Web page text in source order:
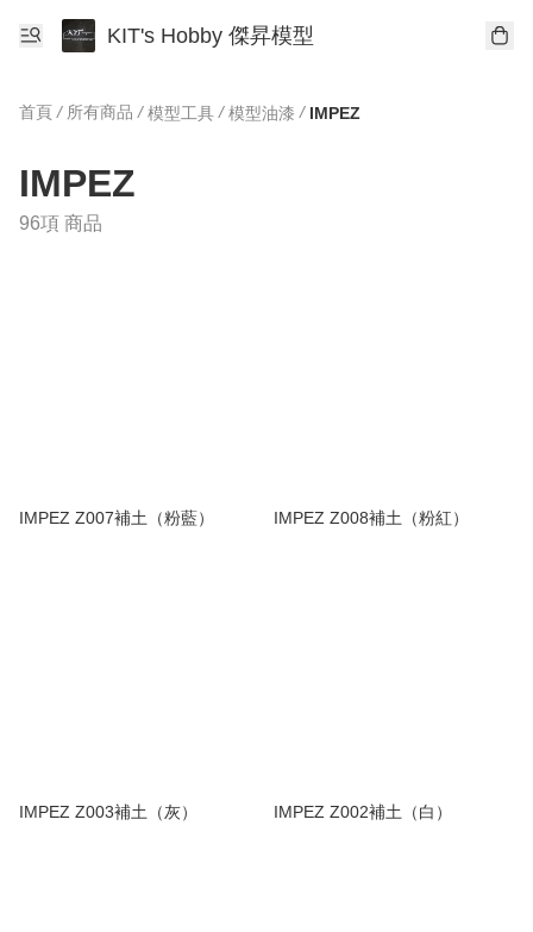
KIT's Hobby 傑昇模型
首頁 / 所有商品 / 模型工具 / 模型油漆 / IMPEZ
IMPEZ
96項 商品
IMPEZ Z007補土（粉藍） IMPEZ Z008補土（粉紅）
IMPEZ Z003補土（灰） IMPEZ Z002補土（白）